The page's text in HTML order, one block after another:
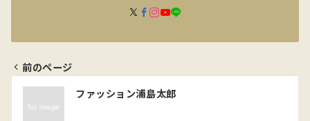
投
前のページ
ファッション浦島太郎